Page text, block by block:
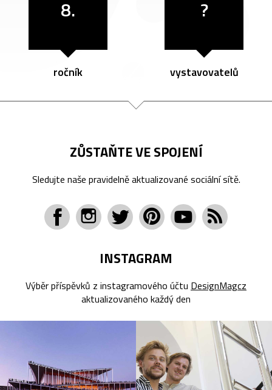
8.
ročník
?
vystavovatelů
ZŮSTAŇTE VE SPOJENÍ
Sledujte naše pravidelně aktualizované sociální sítě.
INSTAGRAM
Výběr příspěvků z instagramového účtu DesignMagcz
aktualizovaného každý den